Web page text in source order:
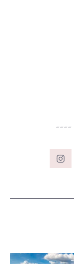
----